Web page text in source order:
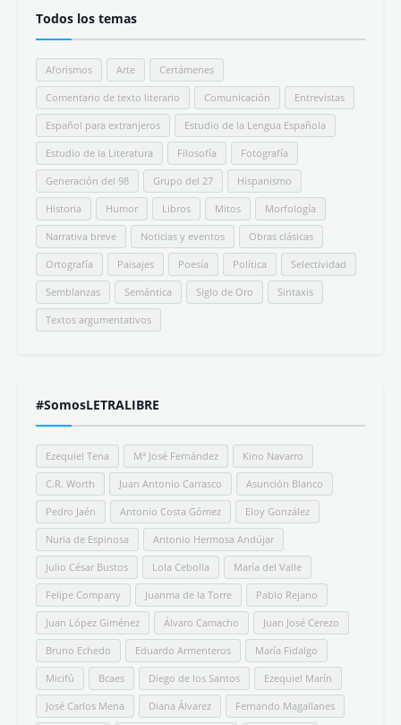
Todos los temas
Aforismos Arte Certámenes
Comentario de texto literario Comunicación Entrevistas
Español para extranjeros Estudio de la Lengua Española
Estudio de la Literatura Filosofía Fotografía
Generación del 98 Grupo del 27 Hispanismo
Historia Humor Libros Mitos Morfología
Narrativa breve Noticias y eventos Obras clásicas
Ortografía Paisajes Poesía Política Selectividad
Semblanzas Semántica Siglo de Oro Sintaxis
Textos argumentativos
#SomosLETRALIBRE
Ezequiel Tena Mª José Fernández Kino Navarro
C.R. Worth Juan Antonio Carrasco Asunción Blanco
Pedro Jaén Antonio Costa Gómez Eloy González
Nuria de Espinosa Antonio Hermosa Andújar
Julio César Bustos Lola Cebolla María del Valle
Felipe Company Juanma de la Torre Pablo Rejano
Juan López Giménez Álvaro Camacho Juan José Cerezo
Bruno Echedo Eduardo Armenteros María Fidalgo
Micifú Bcaes Diego de los Santos Ezequiel Marín
José Carlos Mena Diana Álvarez Fernando Magallanes